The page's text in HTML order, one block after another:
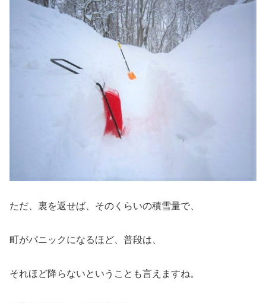
ただ、裏を返せば、そのくらいの積雪量で、
町がパニックになるほど、普段は、
それほど降らないということも言えますね。